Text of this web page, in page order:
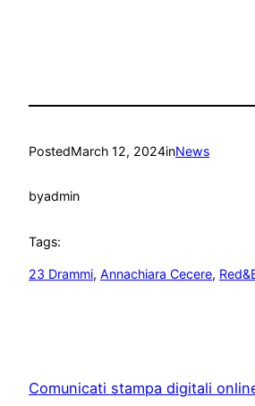
PostedMarch 12, 2024inNews
byadmin
Tags:
23 Drammi, Annachiara Cecere,
Comunicati stampa digitali